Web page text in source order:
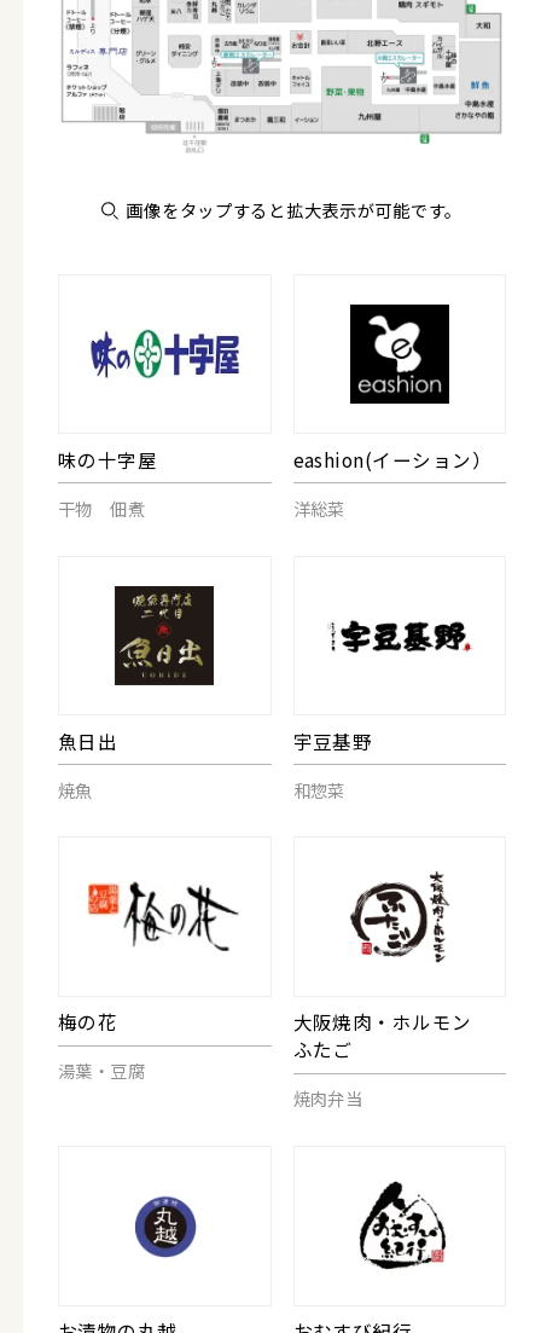
画像をタップすると拡大表示が可能です。
味の十字屋
干物 佃煮
eashion(イーション）
洋総菜
魚日出
焼魚
宇豆基野
和惣菜
梅の花
湯葉・豆腐
大阪焼肉・ホルモン
ふたご
焼肉弁当